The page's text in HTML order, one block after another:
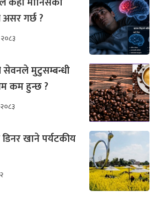
गर्छ ?
मुटुसम्बन्धी
कम हुन्छ ?
डिनर खाने पर्यटकीय